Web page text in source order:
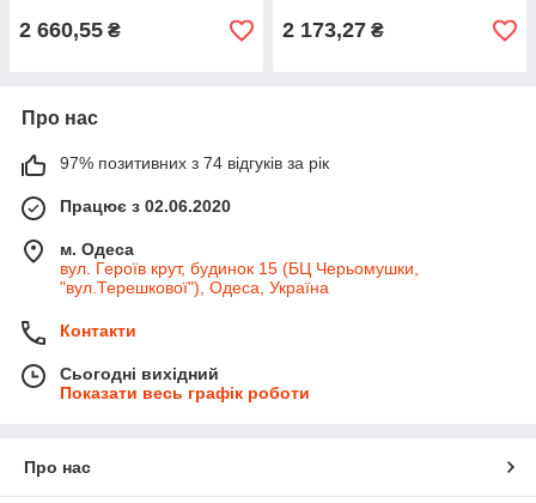
2 660,55 ₴ 2 173,27 ₴
Про нас
97% позитивних з 74 відгуків за рік
Працює з 02.06.2020
м. Одеса
вул. Героїв крут, будинок 15 (БЦ Черьомушки,
"вул.Терешкової"), Одеса, Україна
Контакти
Сьогодні вихідний
Показати весь графік роботи
Про нас